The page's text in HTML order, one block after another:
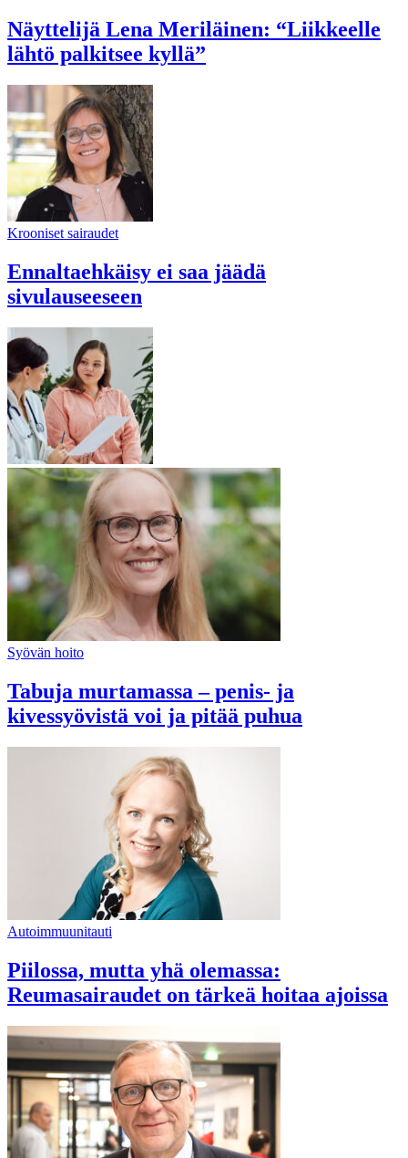
Näyttelijä Lena Meriläinen: “Liikkeelle
lähtö palkitsee kyllä”
Krooniset sairaudet
Ennaltaehkäisy ei saa jäädä
sivulauseeseen
Syövän hoito
Tabuja murtamassa – penis- ja
kivessyövistä voi ja pitää puhua
Autoimmuunitauti
Piilossa, mutta yhä olemassa:
Reumasairaudet on tärkeä hoitaa ajoissa